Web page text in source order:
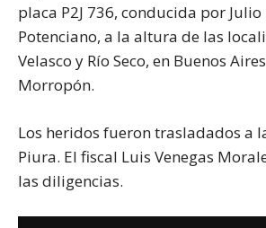
placa P2J 736, conducida por
Potenciano, a la altura de las
Velasco y Río Seco, en Buenos
Morropón.
Los heridos fueron trasladados a
Piura. El fiscal Luis Venegas
las diligencias.